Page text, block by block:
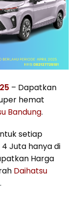
– Dapatkan
hemat
Bandung.
setiap
4 Juta hanya di
Harga
Daihatsu
.